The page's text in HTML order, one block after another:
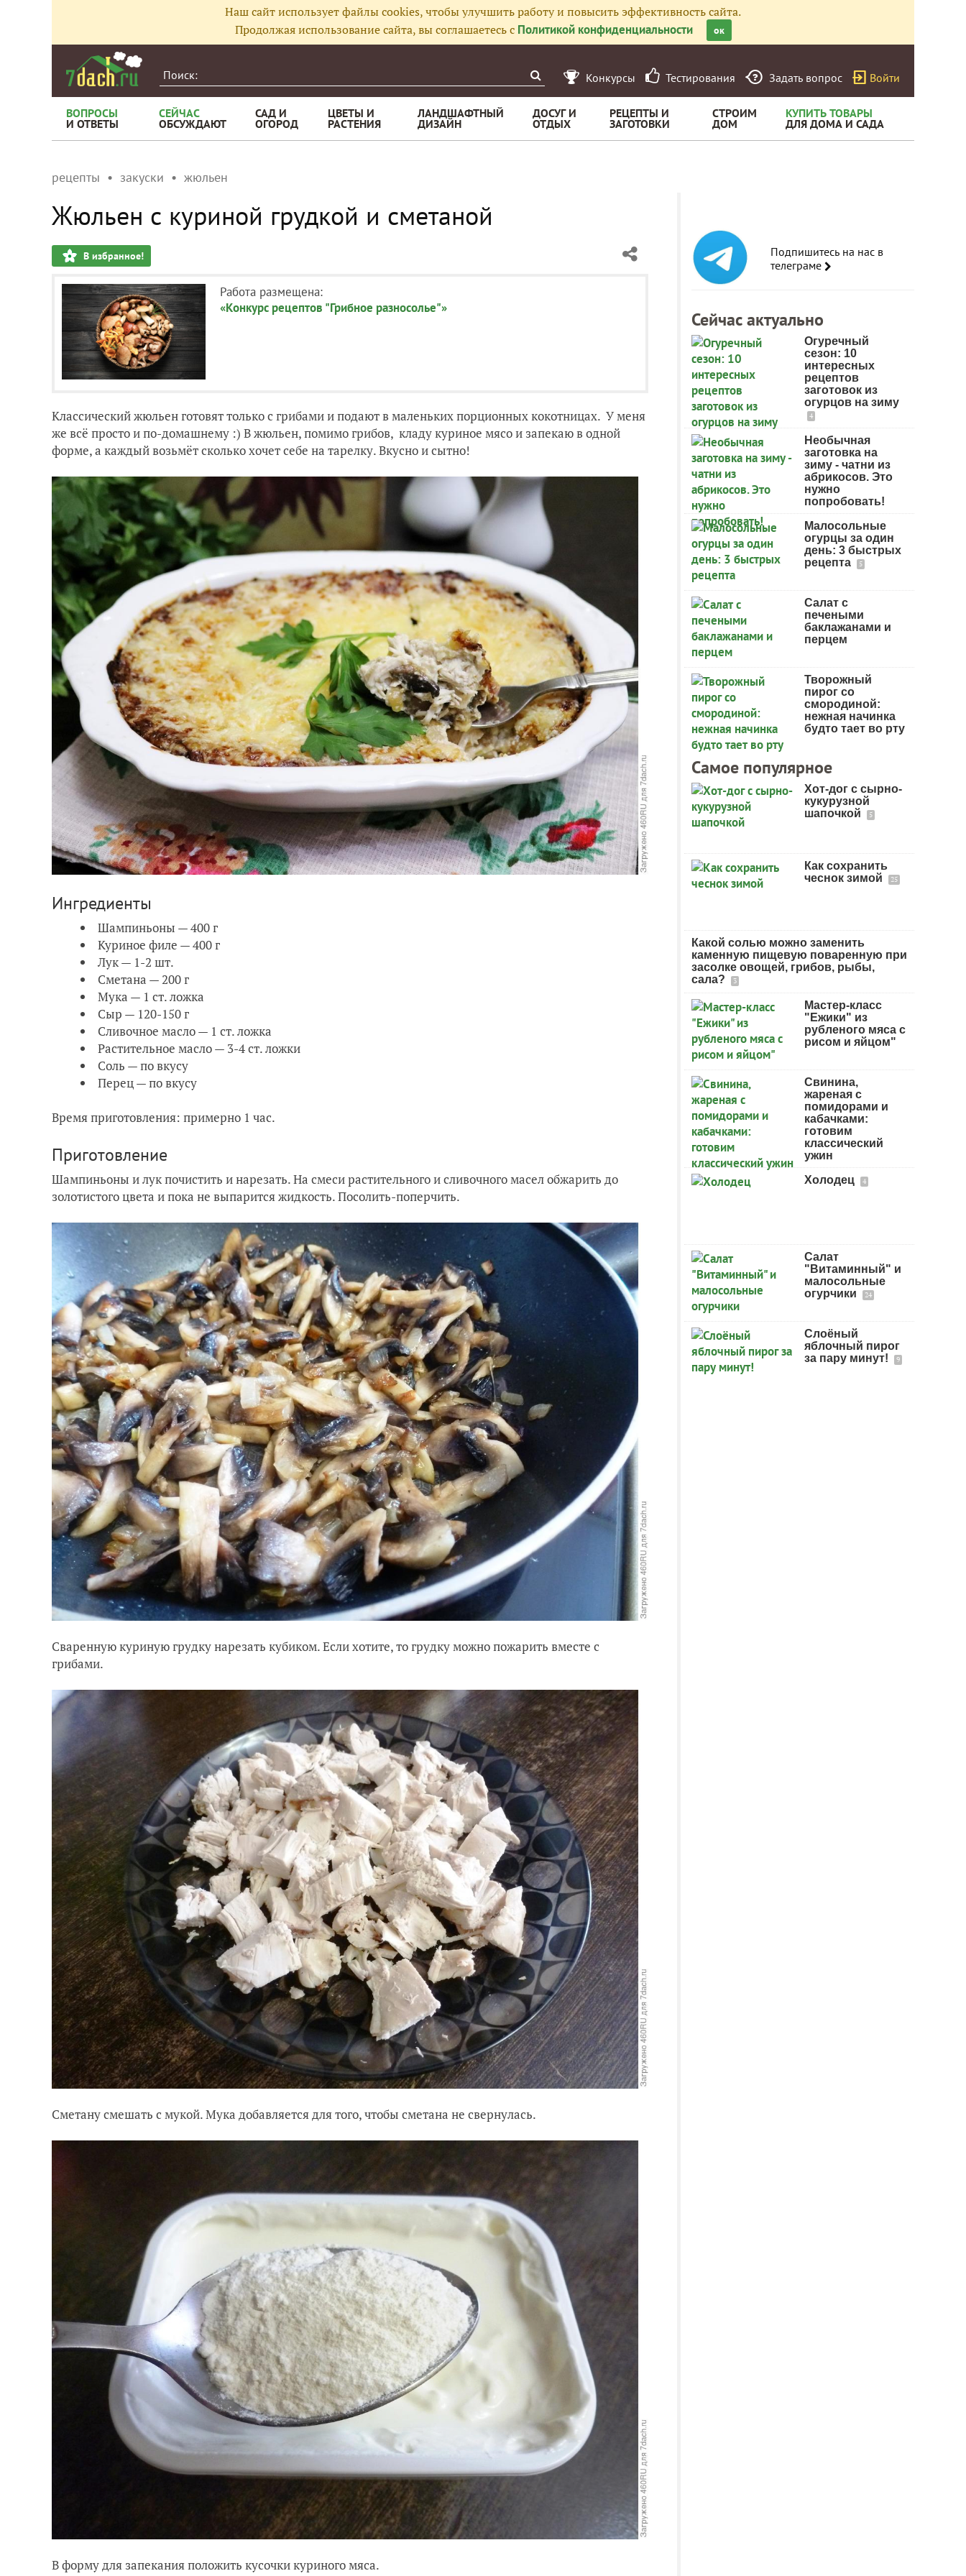
Наш сайт использует файлы cookies, чтобы улучшить работу и повысить эффективность сайта.
Продолжая использование сайта, вы соглашаетесь с Политикой конфиденциальности ок
Конкурсы Тестирования Задать вопрос Войти
ВОПРОСЫ
И ОТВЕТЫ
СЕЙЧАС
ОБСУЖДАЮТ
САД И
ОГОРОД
ЦВЕТЫ И
РАСТЕНИЯ
ЛАНДШАФТНЫЙ
ДИЗАЙН
ДОСУГ И
ОТДЫХ
РЕЦЕПТЫ И
ЗАГОТОВКИ
СТРОИМ
ДОМ
КУПИТЬ ТОВАРЫ
ДЛЯ ДОМА И САДА
рецепты закуски жюльен
Жюльен с куриной грудкой и сметаной
В избранное!
Работа размещена:
«Конкурс рецептов "Грибное разносолье"»
Классический жюльен готовят только с грибами и подают в маленьких порционных кокотницах. У меня
же всё просто и по-домашнему :) В жюльен, помимо грибов, кладу куриное мясо и запекаю в одной
форме, а каждый возьмёт сколько хочет себе на тарелку. Вкусно и сытно!
Ингредиенты
Шампиньоны — 400 г
Куриное филе — 400 г
Лук — 1-2 шт.
Сметана — 200 г
Мука — 1 ст. ложка
Сыр — 120-150 г
Сливочное масло — 1 ст. ложка
Растительное масло — 3-4 ст. ложки
Соль — по вкусу
Перец — по вкусу
Время приготовления: примерно 1 час.
Приготовление
Шампиньоны и лук почистить и нарезать. На смеси растительного и сливочного масел обжарить до
золотистого цвета и пока не выпарится жидкость. Посолить-поперчить.
Сваренную куриную грудку нарезать кубиком. Если хотите, то грудку можно пожарить вместе с
грибами.
Сметану смешать с мукой. Мука добавляется для того, чтобы сметана не свернулась.
В форму для запекания положить кусочки куриного мяса.
Подпишитесь на нас в
телеграме
Сейчас актуально
Огуречный
сезон: 10
интересных
рецептов
заготовок из
огурцов на зиму
4
Необычная
заготовка на
зиму - чатни из
абрикосов. Это
нужно
попробовать!
Малосольные
огурцы за один
день: 3 быстрых
рецепта
5
Салат с
печеными
баклажанами и
перцем
Творожный
пирог со
смородиной:
нежная начинка
будто тает во рту
Самое популярное
Хот-дог с сырно-
кукурузной
шапочкой
5
Как сохранить
чеснок зимой
25
Какой солью можно заменить
каменную пищевую поваренную при
засолке овощей, грибов, рыбы,
сала?
3
Мастер-класс
"Ежики" из
рубленого мяса с
рисом и яйцом"
Свинина,
жареная с
помидорами и
кабачками:
готовим
классический
ужин
Холодец
4
Салат
"Витаминный" и
малосольные
огурчики
24
Слоёный
яблочный пирог
за пару минут!
9